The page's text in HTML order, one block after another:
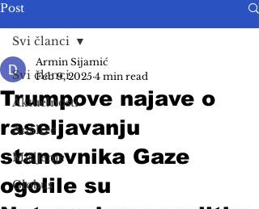
Post
Svi članci
Aktuelnosti
Analize
Mišljenje
Globus
Svi članci
Trumpove najave o
raseljavanju
stanovnika Gaze
ogolile su
Armin Sijamić
Feb 9, 2025 4 min read